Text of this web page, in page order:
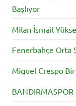
Başlıyor
Milan İsmail
Fenerbahçe Orta
Miguel Crespo